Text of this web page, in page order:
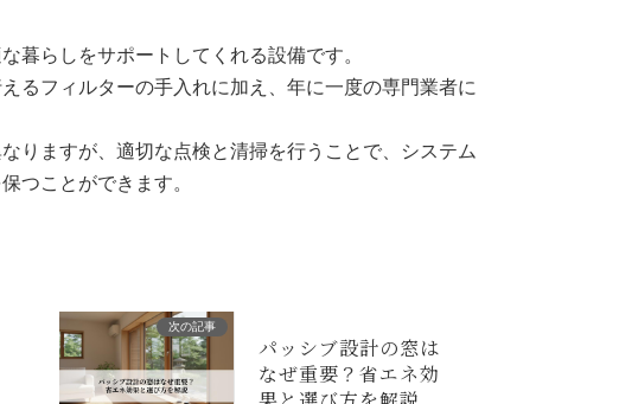
暮らしをサポートしてくれる設備です。
るフィルターの手入れに加え、年に一度の専門業者に
りますが、適切な点検と清掃を行うことで、システム
つことができます。
次の記事
パッシブ設計の窓は
なぜ重要？省エネ効